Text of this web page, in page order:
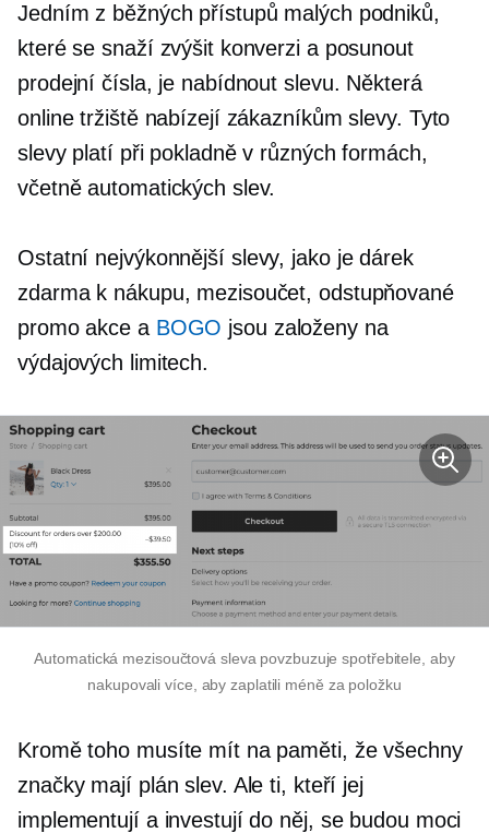
Jedním z běžných přístupů malých podniků,
které se snaží zvýšit konverzi a posunout
prodejní čísla, je nabídnout slevu. Některá
online tržiště nabízejí zákazníkům slevy. Tyto
slevy platí při pokladně v různých formách,
včetně automatických slev.
Ostatní nejvýkonnějšíslevy, jako je dárek
zdarma k nákupu, mezisoučet, odstupňované
promo akce a BOGO jsou založeny na
výdajových limitech.
Automatická mezisoučtová sleva povzbuzuje spotřebitele, aby
nakupovali více, aby zaplatili méně za položku
Kromě toho musíte mít na paměti, že všechny
značky mají plán slev. Ale ti, kteří jej
implementují a investují do něj, se budou moci